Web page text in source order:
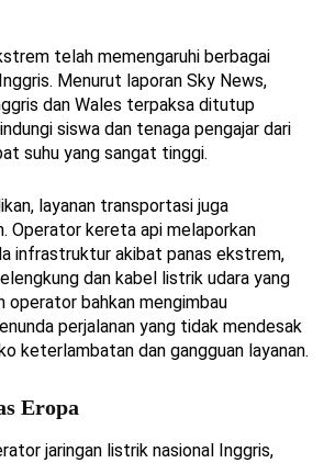
telah memengaruhi berbagai
Menurut laporan Sky News,
dan Wales terpaksa ditutup
siswa dan tenaga pengajar dari
suhu yang sangat tinggi.
layanan transportasi juga
Operator kereta api melaporkan
infrastruktur akibat panas ekstrem,
dan kabel listrik udara yang
operator bahkan mengimbau
perjalanan yang tidak mendesak
keterlambatan dan gangguan layanan.
Eropa
jaringan listrik nasional Inggris,